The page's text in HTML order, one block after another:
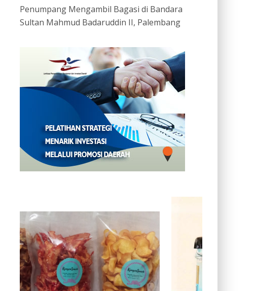
Penumpang Mengambil Bagasi di Bandara
Sultan Mahmud Badaruddin II, Palembang